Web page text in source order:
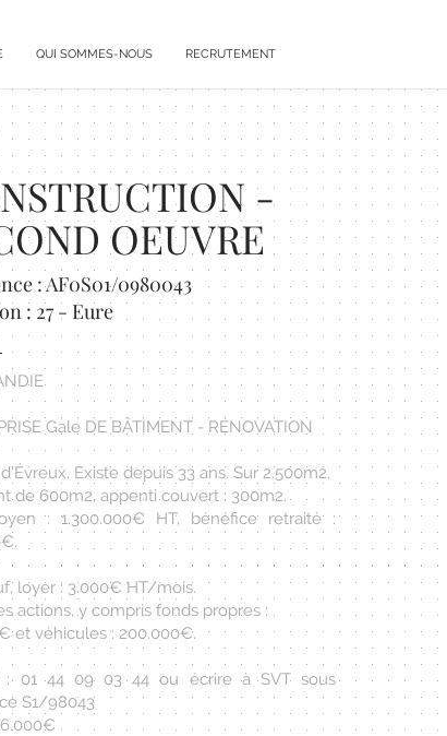
QUI SOMMES-NOUS RECRUTEMENT
-
OEUVRE
: AF0S01/0980043
: 27 - Eure
Gale DE BÂTIMENT - RÉNOVATION
Existe depuis 33 ans. Sur 2.500m2,
de 600m2, appenti couvert : 300m2.
: 1.300.000€ HT, bénéfice retraité :
loyer : 3.000€ HT/mois.
actions, y compris fonds propres :
et véhicules : 200.000€.
: 01 44 09 03 44 ou écrire à SVT sous
S1/98043